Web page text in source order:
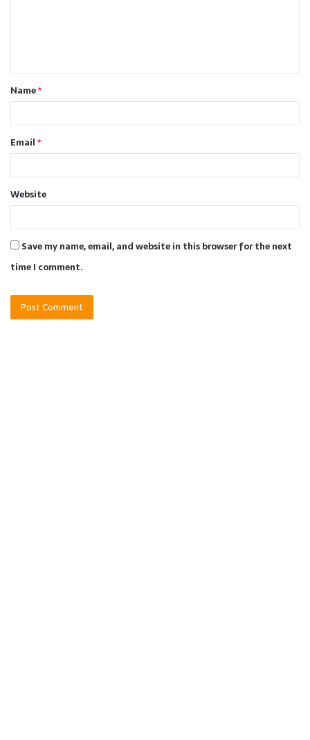
t
*Name*
Email*
Website
Save my name, email, and website in this browser for the next
time I comment.